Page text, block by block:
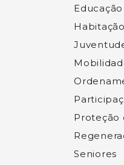
Educação
Habitação
Proteção
Seniores